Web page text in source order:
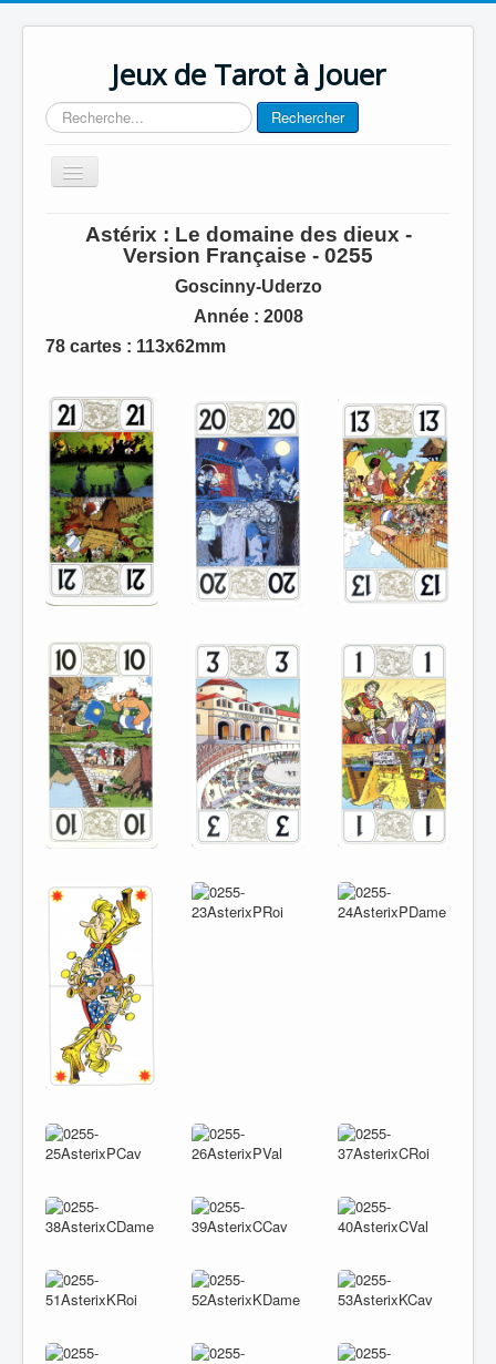
Jeux de Tarot à Jouer
Rechercher Rechercher
Basculer
la
Accueil
Astérix : Le domaine des dieux -
Version Française - 0255
Goscinny-Uderzo
Année : 2008
78 cartes : 113x62mm